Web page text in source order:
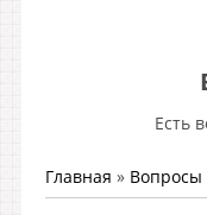
Есть
Главная » Вопросы